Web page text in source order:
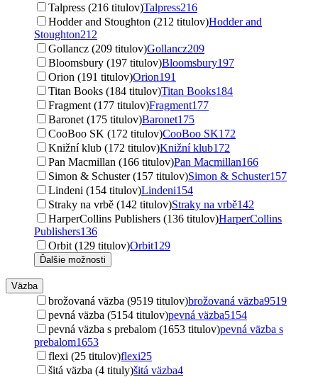
Talpress (216 titulov)Talpress216
Hodder and Stoughton (212 titulov)Hodder and
Stoughton212
Gollancz (209 titulov)Gollancz209
Bloomsbury (197 titulov)Bloomsbury197
Orion (191 titulov)Orion191
Titan Books (184 titulov)Titan Books184
Fragment (177 titulov)Fragment177
Baronet (175 titulov)Baronet175
CooBoo SK (172 titulov)CooBoo SK172
Knižní klub (172 titulov)Knižní klub172
Pan Macmillan (166 titulov)Pan Macmillan166
Simon & Schuster (157 titulov)Simon & Schuster157
Lindeni (154 titulov)Lindeni154
Straky na vrbě (142 titulov)Straky na vrbě142
HarperCollins Publishers (136 titulov)HarperCollins
Publishers136
Orbit (129 titulov)Orbit129
Ďalšie možnosti
Väzba
brožovaná väzba (9519 titulov)brožovaná väzba9519
pevná väzba (5154 titulov)pevná väzba5154
pevná väzba s prebalom (1653 titulov)pevná väzba s
prebalom1653
flexi (25 titulov)flexi25
šitá väzba (4 tituly)šitá väzba4